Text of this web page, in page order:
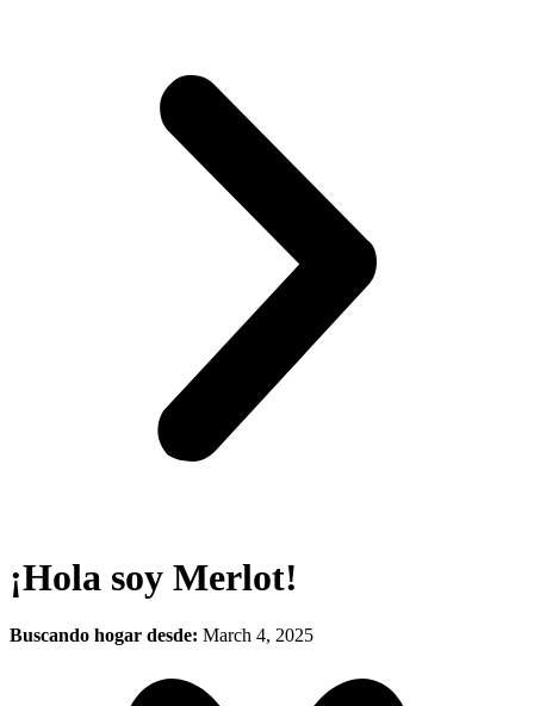
¡Hola soy Merlot!
Buscando hogar desde: March 4, 2025